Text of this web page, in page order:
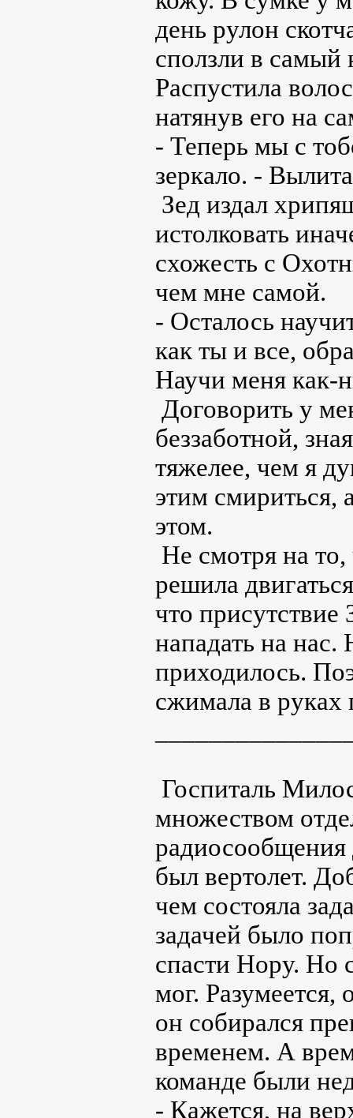
день рулон
сползли в
Распустила
натянув его на
- Теперь мы с
зеркало. -
Зед издал
истолковать
схожесть с
чем мне самой.
- Осталось
как ты и все,
Научи меня как-
Договорить у
беззаботной,
тяжелее, чем я
этим смириться,
этом.
Не смотря на
решила
что присутствие
нападать на нас.
приходилось.
сжимала в руках
Госпиталь
множеством
был вертолет.
чем состояла
задачей было
спасти Нору. Но
мог.
он собирался
временем. А
команде были
- Кажется, на